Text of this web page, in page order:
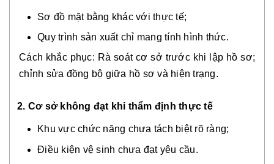
Sơ đồ mặt bằng khác với thực tế;
Quy trình sản xuất chỉ mang tính hình thức.
Cách khắc phục: Rà soát cơ sở trước khi lập hồ sơ;
chỉnh sửa đồng bộ giữa hồ sơ và hiện trạng.
2. Cơ sở không đạt khi thẩm định thực tế
Khu vực chức năng chưa tách biệt rõ ràng;
Điều kiện vệ sinh chưa đạt yêu cầu.